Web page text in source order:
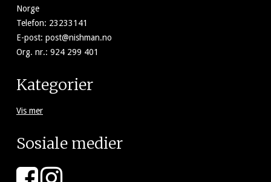
Norge
Telefon: 23233141
E-post: post@nishman.no
Org. nr.: 924 299 401
Kategorier
Vis mer
Sosiale medier